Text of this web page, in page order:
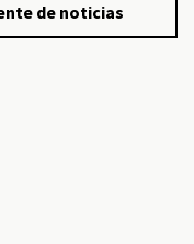
de noticias